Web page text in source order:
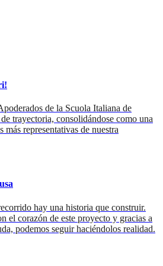
de la Scuola Italiana de
trayectoria, consolidándose como una
más representativas de nuestra
hay una historia que construir.
el corazón de este proyecto y gracias a
podemos seguir haciéndolos realidad.